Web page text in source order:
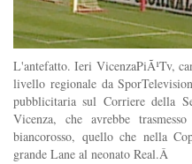
L'antefatto. Ieri VicenzaPiÃ¹Tv,
livello regionale da
pubblicitaria sul Corriere della
Vicenza, che avrebbe
biancorosso, quello che nella
grande Lane al neonato Real.Â